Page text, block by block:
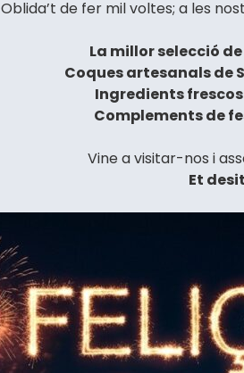
Oblida’t de fer mil voltes; a les
La millor selecció
Coques artesanals de
Ingredients frescos
Complements de
Vine a visitar-nos i
Et